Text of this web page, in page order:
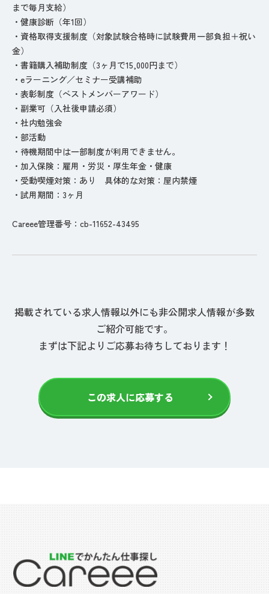
まで毎月支給）
・健康診断（年1回）
・資格取得支援制度（対象試験合格時に試験費用一部負担＋祝い
金）
・書籍購入補助制度（3ヶ月で15,000円まで）
・eラーニング／セミナー受講補助
・表彰制度（ベストメンバーアワード）
・副業可（入社後申請必須）
・社内勉強会
・部活動
・待機期間中は一部制度が利用できません。
・加入保険：雇用・労災・厚生年金・健康
・受動喫煙対策：あり 具体的な対策：屋内禁煙
・試用期間：3ヶ月
Careee管理番号：cb-11652-43495
掲載されている求人情報以外にも非公開求人情報が多数
ご紹介可能です。
まずは下記よりご応募お待ちしております！
この求人に応募する